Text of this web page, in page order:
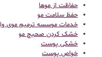
حفاظت از موها
حفظ سلامت مو
خدمات موسسه ترمیم موی
خشک کردن صحیح مو
خشکی پوست
خواص پوست